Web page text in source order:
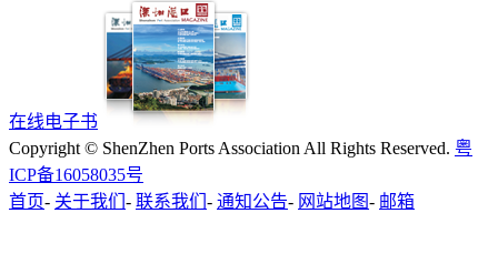
在线电子书
Copyright © ShenZhen Ports Association All Rights Reserved. 粤
ICP备16058035号
首页- 关于我们 - 联系我们 - 通知公告- 网站地图- 邮箱